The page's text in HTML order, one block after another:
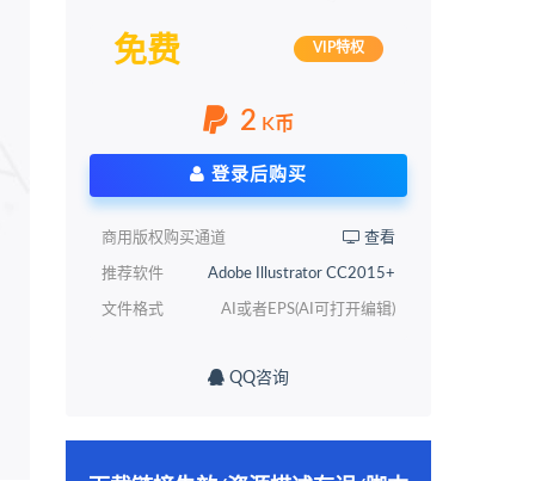
免费 VIP特权
2 K币
登录后购买
商用版权购买通道 查看
推荐软件 Adobe Illustrator CC2015+
文件格式 AI或者EPS(AI可打开编辑)
QQ咨询